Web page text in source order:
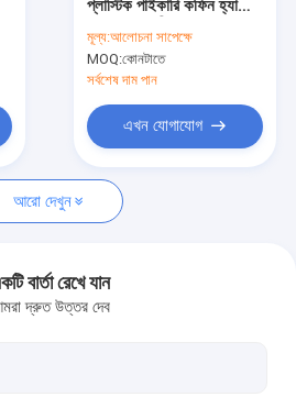
প্লাস্টিক পাইকারি কফিন হ্যান্ডেল
মূল্য:আলোচনা সাপেক্ষে
MOQ:কোনটাতে
সর্বশেষ দাম পান
এখন যোগাযোগ
আরো দেখুন
বার্তা রেখে যান
দ্রুত উত্তর দেব